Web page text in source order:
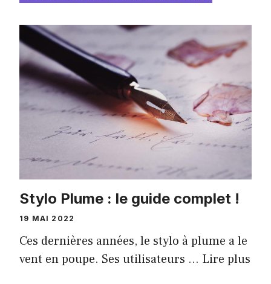
Stylo Plume : le guide complet !
19 MAI 2022
Ces dernières années, le stylo à plume a le
vent en poupe. Ses utilisateurs … Lire plus